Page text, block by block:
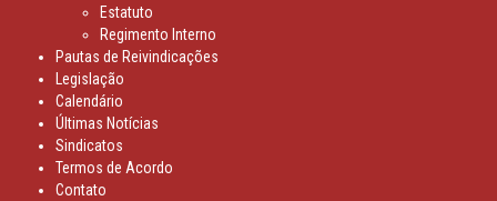
Estatuto
Regimento Interno
Pautas de Reivindicações
Legislação
Calendário
Últimas Notícias
Sindicatos
Termos de Acordo
Contato